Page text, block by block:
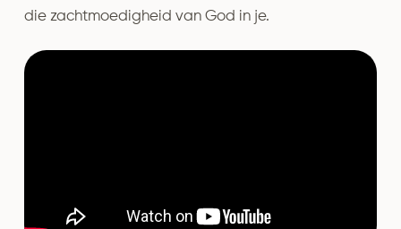
die zachtmoedigheid van God in je.